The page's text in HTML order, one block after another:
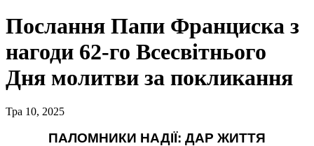
Послання Папи Франциска з
нагоди 62-го Всесвітнього
Дня молитви за покликання
Тра 10, 2025
ПАЛОМНИКИ НАДІЇ: ДАР ЖИТТЯ